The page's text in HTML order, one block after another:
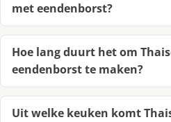
met eendenborst?
Hoe lang duurt het om
eendenborst te maken?
Uit welke keuken komt